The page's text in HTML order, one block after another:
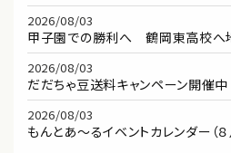
2026/08/03
甲子園での勝利へ 鶴岡東高校へ
2026/08/03
だだちゃ豆送料キャンペーン開催中
2026/08/03
もんとあ～るイベントカレンダー（８